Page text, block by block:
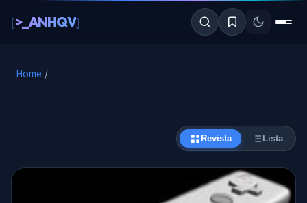
contenido
[>_ANHQV]
Home /
Revista Lista